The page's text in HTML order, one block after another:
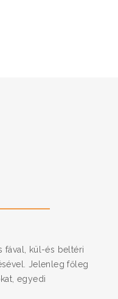
fával, kül-és beltéri
Jelenleg főleg
egyedi